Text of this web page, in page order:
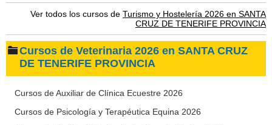
Ver todos los cursos de Turismo y Hostelería 2026 en SANTA
CRUZ DE TENERIFE PROVINCIA
Cursos de Veterinaria 2026 en SANTA CRUZ
DE TENERIFE PROVINCIA
Cursos de Auxiliar de Clínica Ecuestre 2026
Cursos de Psicología y Terapéutica Equina 2026